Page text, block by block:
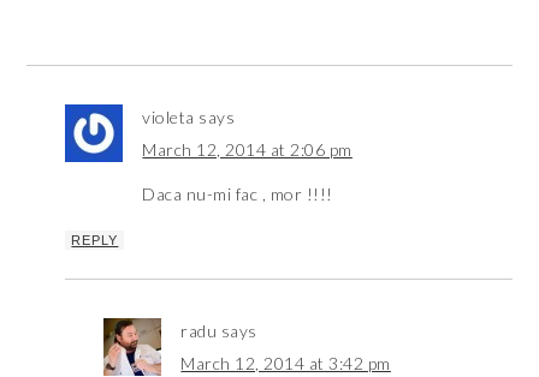
violeta says
March 12, 2014 at 2:06 pm
Daca nu-mi fac , mor !!!!
REPLY
radu says
March 12, 2014 at 3:42 pm